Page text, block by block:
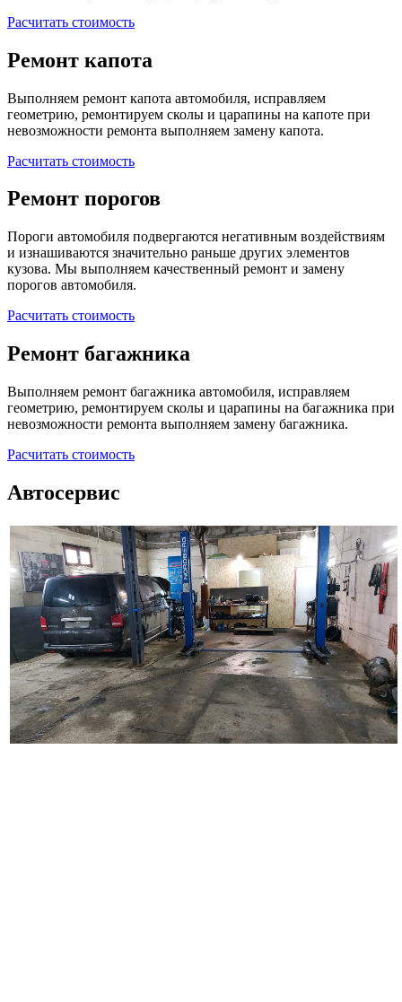
Расчитать стоимость
Ремонт капота
Выполняем ремонт капота автомобиля, исправляем
геометрию, ремонтируем сколы и царапины на капоте при
невозможности ремонта выполняем замену капота.
Расчитать стоимость
Ремонт порогов
Пороги автомобиля подвергаются негативным воздействиям
и изнашиваются значительно раньше других элементов
кузова. Мы выполняем качественный ремонт и замену
порогов автомобиля.
Расчитать стоимость
Ремонт багажника
Выполняем ремонт багажника автомобиля, исправляем
геометрию, ремонтируем сколы и царапины на багажника при
невозможности ремонта выполняем замену багажника.
Расчитать стоимость
Автосервис